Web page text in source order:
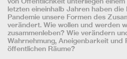
letzten eineinhalb Jahren haben
Pandemie unsere Formen des
verändert. Wie wollen und werden
zusammenleben? Wie verändern
Wahrnehmung, Aneigenbarkeit und
öffentlichen Räume?